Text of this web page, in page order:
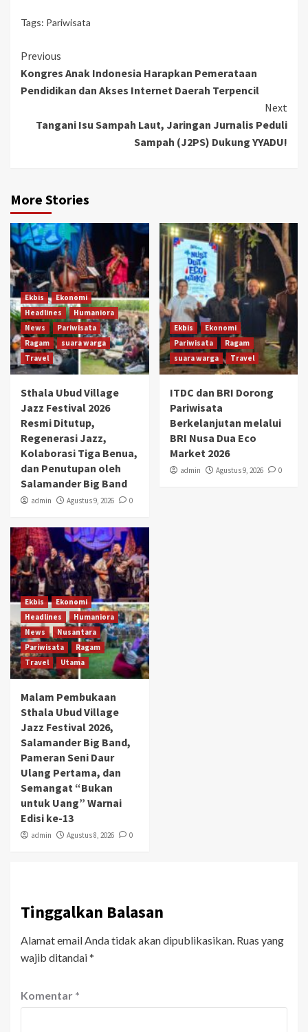
Tags: Pariwisata
Continue
Reading
Previous
Kongres Anak Indonesia Harapkan Pemerataan
Pendidikan dan Akses Internet Daerah Terpencil
Next
Tangani Isu Sampah Laut, Jaringan Jurnalis Peduli
Sampah (J2PS) Dukung YYADU!
More Stories
Ekbis
Ekonomi
Headlines
Humaniora
News
Pariwisata
Ragam
suara warga
Travel
Sthala Ubud Village
Jazz Festival 2026
Resmi Ditutup,
Regenerasi Jazz,
Kolaborasi Tiga Benua,
dan Penutupan oleh
Salamander Big Band
admin Agustus 9, 2026 0
Ekbis
Ekonomi
Pariwisata
Ragam
suara warga
Travel
ITDC dan BRI Dorong
Pariwisata
Berkelanjutan melalui
BRI Nusa Dua Eco
Market 2026
admin Agustus 9, 2026 0
Ekbis
Ekonomi
Headlines
Humaniora
News
Nusantara
Pariwisata
Ragam
Travel
Utama
Malam Pembukaan
Sthala Ubud Village
Jazz Festival 2026,
Salamander Big Band,
Pameran Seni Daur
Ulang Pertama, dan
Semangat “Bukan
untuk Uang” Warnai
Edisi ke-13
admin Agustus 8, 2026 0
Tinggalkan Balasan
Alamat email Anda tidak akan dipublikasikan. Ruas yang
wajib ditandai*
Komentar *